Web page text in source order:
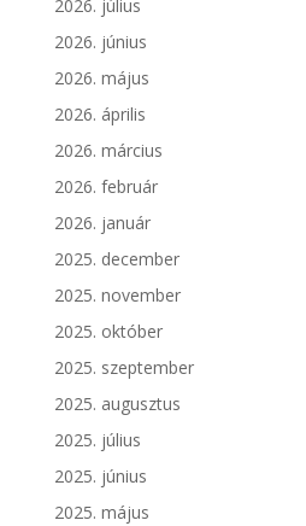
2026. július
2026. június
2026. május
2026. április
2026. március
2026. február
2026. január
2025. december
2025. november
2025. október
2025. szeptember
2025. augusztus
2025. július
2025. június
2025. május